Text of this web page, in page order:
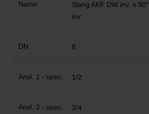
Slang AKF DW inv. x 90°
inv
8
1/2
3/4